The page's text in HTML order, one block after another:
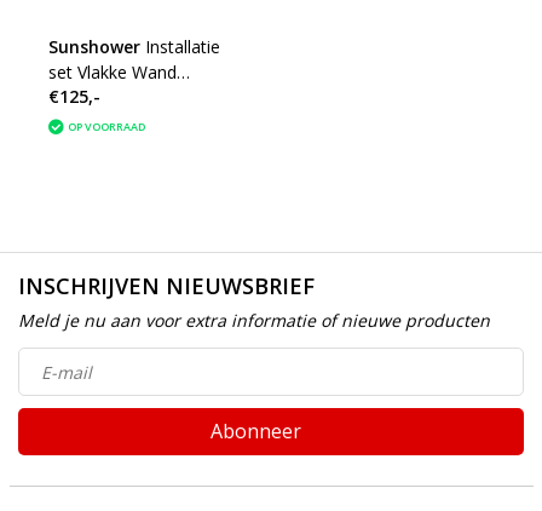
Sunshower Installatie
set Vlakke Wand
Sunshower Round One -
Plus S/M/L
€125,-
OP VOORRAAD
INSCHRIJVEN NIEUWSBRIEF
Meld je nu aan voor extra informatie of nieuwe producten
Abonneer